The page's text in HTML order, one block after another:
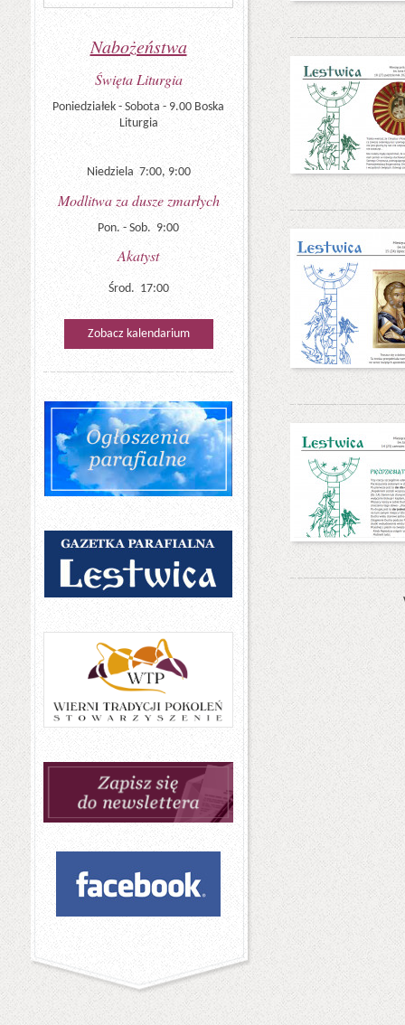
Nabożeństwa
Święta Liturgia
Poniedziałek - Sobota - 9.00 Boska
Liturgia
Niedziela 7:00, 9:00
Modlitwa za dusze zmarłych
Pon. - Sob. 9:00
Akatyst
Środ. 17:00
Zobacz kalendarium